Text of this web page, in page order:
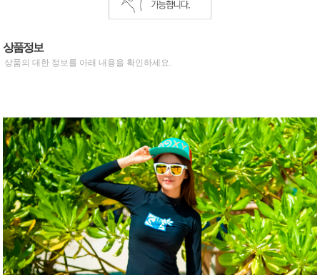
상품정보
상품의 대한 정보를 아래 내용을 확인하세요.